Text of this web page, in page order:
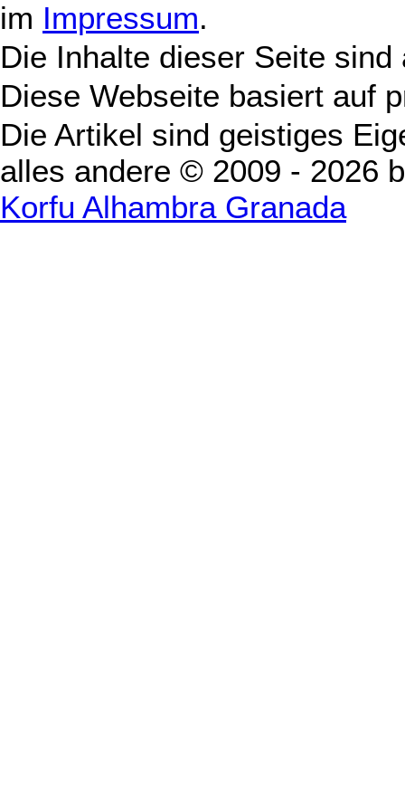
im Impressum.
Die Inhalte dieser Seite
Diese Webseite basiert auf
Die Artikel sind geistiges
alles andere © 2009 - 2026
Korfu Alhambra Granada